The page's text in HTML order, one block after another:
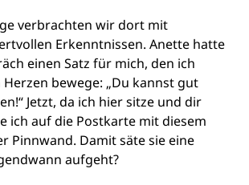
verbrachten wir dort mit
Erkenntnissen. Anette hatte
einen Satz für mich, den ich
bewege: „Du kannst gut
Jetzt, da ich hier sitze und dir
ich auf die Postkarte mit diesem
Pinnwand. Damit säte sie eine
aufgeht?